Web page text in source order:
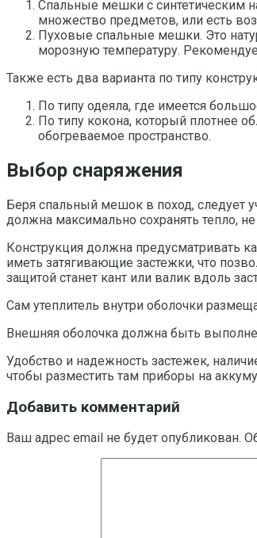
Спальные мешки с синтетическим
множество предметов, или есть
Пуховые спальные мешки. Это
морозную температуру.
Также есть два варианта по типу
По типу одеяла, где имеется
По типу кокона, который плотнее
обогреваемое пространство.
Выбор снаряжения
Беря спальный мешок в поход, следует
должна максимально сохранять тепло,
Конструкция должна предусматривать
иметь затягивающие застежки, что
защитой станет кант или валик вдоль
Сам утеплитель внутри оболочки
Внешняя оболочка должна быть
Удобство и надежность застежек,
чтобы разместить там приборы на
Добавить комментарий
Ваш адрес email не будет опубликован.